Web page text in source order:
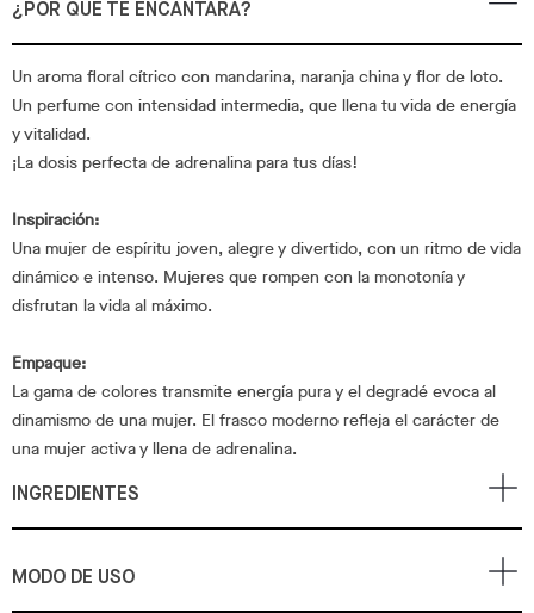
¿POR QUÉ TE ENCANTARÁ?
Un aroma floral cítrico con mandarina, naranja china y flor de loto.
Un perfume con intensidad intermedia, que llena tu vida de energía
y vitalidad.
¡La dosis perfecta de adrenalina para tus días!
Inspiración:
Una mujer de espíritu joven, alegre y divertido, con un ritmo de vida
dinámico e intenso. Mujeres que rompen con la monotonía y
disfrutan la vida al máximo.
Empaque:
La gama de colores transmite energía pura y el degradé evoca al
dinamismo de una mujer. El frasco moderno refleja el carácter de
una mujer activa y llena de adrenalina.
INGREDIENTES
MODO DE USO